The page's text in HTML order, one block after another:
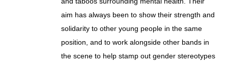
aim has always been to show their strength and
solidarity to other young people in the same
position, and to work alongside other bands in
the scene to help stamp out gender stereotypes